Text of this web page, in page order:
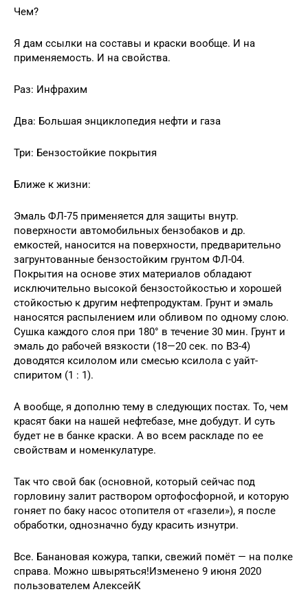
Чем?
Я дам ссылки на составы и краски вообще. И на
применяемость. И на свойства.
Раз: Инфрахим
Два: Большая энциклопедия нефти и газа
Три: Бензостойкие покрытия
Ближе к жизни:
Эмаль ФЛ-75 применяется для защиты внутр.
поверхности автомобильных бензобаков и др.
емкостей, наносится на поверхности, предварительно
загрунтованные бензостойким грунтом ФЛ-04.
Покрытия на основе этих материалов обладают
исключительно высокой бензостойкостью и хорошей
стойкостью к другим нефтепродуктам. Грунт и эмаль
наносятся распылением или обливом по одному слою.
Сушка каждого слоя при 180° в течение 30 мин. Грунт и
эмаль до рабочей вязкости (18—20 сек. по ВЗ-4)
доводятся ксилолом или смесью ксилола с уайт-
спиритом (1 : 1).
А вообще, я дополню тему в следующих постах. То, чем
красят баки на нашей нефтебазе, мне добудут. И суть
будет не в банке краски. А во всем раскладе по ее
свойствам и номенкулатуре.
Так что свой бак (основной, который сейчас под
горловину залит раствором ортофосфорной, и которую
гоняет по баку насос отопителя от «газели»), я после
обработки, однозначно буду красить изнутри.
Все. Банановая кожура, тапки, свежий помёт — на полке
справа. Можно швыряться!Изменено 9 июня 2020
пользователем АлексейК